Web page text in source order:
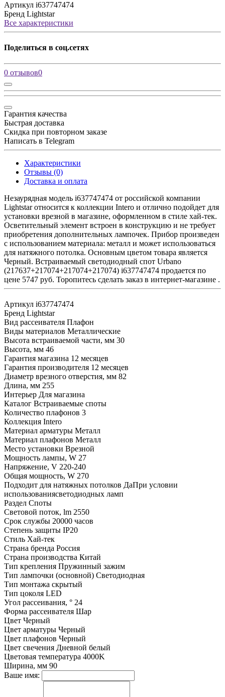
Артикул i637747474
Бренд Lightstar
Все характеристики
Поделиться в соц.сетях
0 отзывов0
Гарантия качества
Быстрая доставка
Скидка при повторном заказе
Написать в Telegram
Характеристики
Отзывы (0)
Доставка и оплата
Незаурядная модель i637747474 от российской компании
Lightstar относится к коллекции Intero и отлично подойдет для
установки врезной в магазине, оформленном в стиле хай-тек.
Осветительный элемент встроен в конструкцию и не требует
приобретения дополнительных лампочек. Прибор произведен
с использованием материала: металл и может использоваться
для натяжного потолка. Основным цветом товара является
Черный. Встраиваемый светодиодный спот Urbano
(217637+217074+217074+217074) i637747474 продается по
цене 5747 руб. Торопитесь сделать заказ в интернет-магазине .
Артикул i637747474
Бренд Lightstar
Вид рассеивателя Плафон
Виды материалов Металлические
Высота встраиваемой части, мм 30
Высота, мм 46
Гарантия магазина 12 месяцев
Гарантия производителя 12 месяцев
Диаметр врезного отверстия, мм 82
Длина, мм 255
Интерьер Для магазина
Каталог Встраиваемые споты
Количество плафонов 3
Коллекция Intero
Материал арматуры Металл
Материал плафонов Металл
Место установки Врезной
Мощность лампы, W 27
Напряжение, V 220-240
Общая мощность, W 270
Подходит для натяжных потолков ДаПри условии
использованиясветодиодных ламп
Раздел Споты
Световой поток, lm 2550
Срок службы 20000 часов
Степень защиты IP20
Стиль Хай-тек
Страна бренда Россия
Страна производства Китай
Тип крепления Пружинный зажим
Тип лампочки (основной) Светодиодная
Тип монтажа скрытый
Тип цоколя LED
Угол рассеивания, ° 24
Форма рассеивателя Шар
Цвет Черный
Цвет арматуры Черный
Цвет плафонов Черный
Цвет свечения Дневной белый
Цветовая температура 4000K
Ширина, мм 90
Ваше имя: